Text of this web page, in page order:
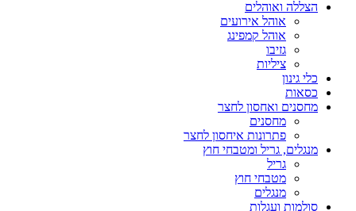
הצללה ואוהלים
אוהל אירועים
אוהל קמפינג
גזיבו
ציליות
כלי גינון
כסאות
מחסנים ואחסון לחצר
מחסנים
פתרונות איחסון לחצר
מנגלים, גריל ומטבחי חוץ
גריל
מטבחי חוץ
מנגלים
סולמות ועגלות